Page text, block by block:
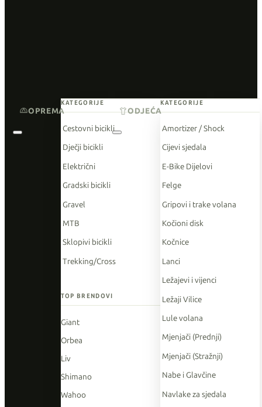
KATEGORIJE
Cestovni bicikli
Dječji bicikli
Električni
Gradski bicikli
Gravel
MTB
Sklopivi bicikli
Trekking/Cross
TOP BRENDOVI
Giant
Orbea
Liv
Shimano
Wahoo
KATEGORIJE
Amortizer / Shock
Cijevi sjedala
E-Bike Dijelovi
Felge
Gripovi i trake volana
Kočioni disk
Kočnice
Lanci
Ležajevi i vijenci
Ležaji Vilice
Lule volana
Mjenjači (Prednji)
Mjenjači (Stražnji)
Nabe i Glavčine
Navlake za sjedala
OPREMA ODJEĆA